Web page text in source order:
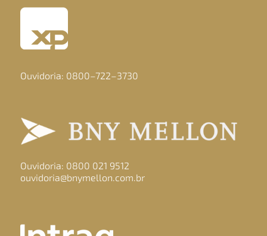
Ouvidoria: 0800–722–3730
Ouvidoria: 0800 021 9512
ouvidoria@bnymellon.com.br